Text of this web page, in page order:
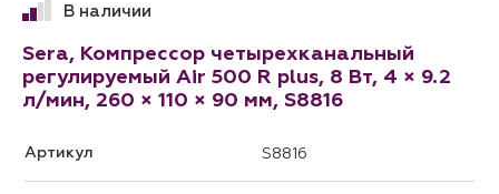
В наличии
Sera, Компрессор четырехканальный
регулируемый Air 500 R plus, 8 Вт, 4 × 9.2
л/мин, 260 × 110 × 90 мм, S8816
Артикул S8816